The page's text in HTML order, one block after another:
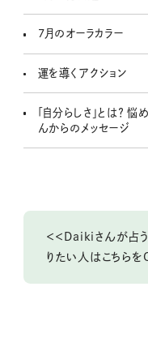
7月のオーラカラー
運を導くアクション
「自分らしさ」とは？
んからのメッセージ
＜＜Daikiさんが占
りたい人はこちらを